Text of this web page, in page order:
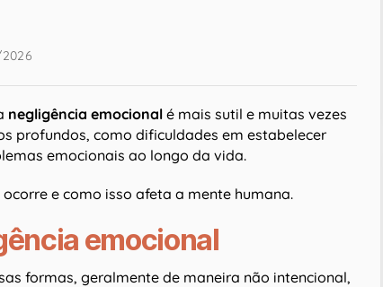
negligência emocional é mais sutil e muitas vezes
profundos, como dificuldades em estabelecer
emocionais ao longo da vida.
e como isso afeta a mente humana.
emocional
formas, geralmente de maneira não intencional,